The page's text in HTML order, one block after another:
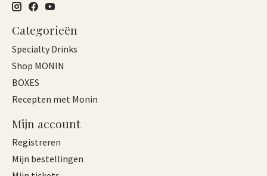
Categorieën
Specialty Drinks
Shop MONIN
BOXES
Recepten met Monin
Mijn account
Registreren
Mijn bestellingen